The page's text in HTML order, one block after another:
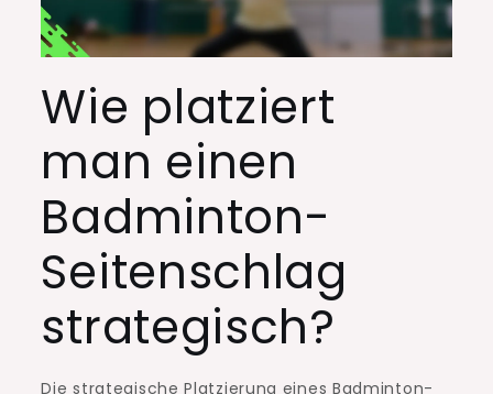
Wie platziert
man einen
Badminton-
Seitenschlag
strategisch?
Die strategische Platzierung eines Badminton-